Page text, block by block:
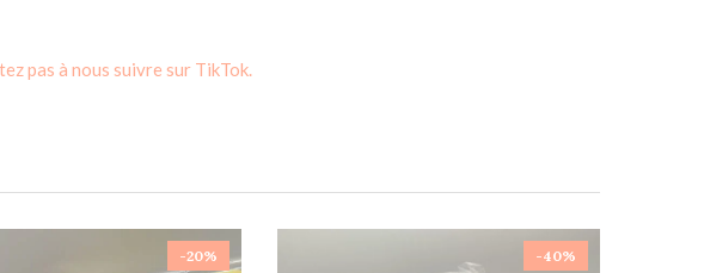
pas à nous suivre sur TikTok.
-20% -40%